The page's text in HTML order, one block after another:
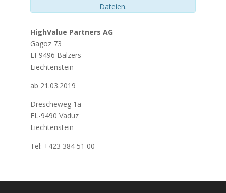
Dateien.
HighValue Partners AG
Gagoz 73
LI-9496 Balzers
Liechtenstein
ab 21.03.2019
Drescheweg 1a
FL-9490 Vaduz
Liechtenstein
Tel: +423 384 51 00